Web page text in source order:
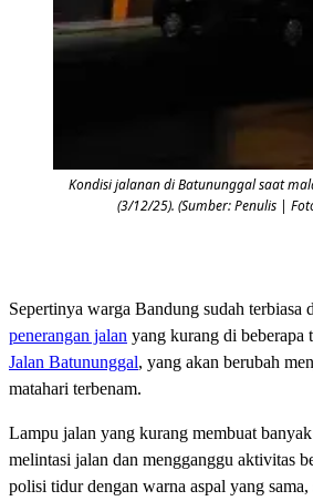
Kondisi jalanan di Batununggal saat
(3/12/25). (Sumber: Penulis |
Sepertinya warga Bandung sudah terbiasa
penerangan jalan yang kurang di beberapa
Jalan Batununggal, yang akan berubah
matahari terbenam.
Lampu jalan yang kurang membuat
melintasi jalan dan mengganggu aktivitas
polisi tidur dengan warna aspal yang